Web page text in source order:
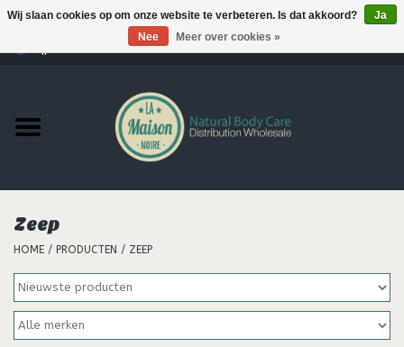
Producten
MERKEN
Support
Hair
Nieuws
Zeep
HOME / PRODUCTEN / ZEEP
Wij slaan cookies op om onze website te verbeteren. Is dat akkoord?
Ja
Nee
Meer over cookies »